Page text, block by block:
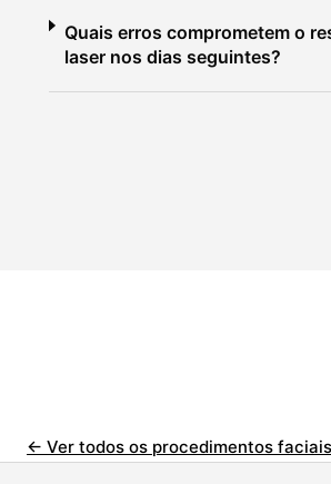
Quais erros comprometem o
laser nos dias seguintes?
← Ver todos os procedimentos faciais